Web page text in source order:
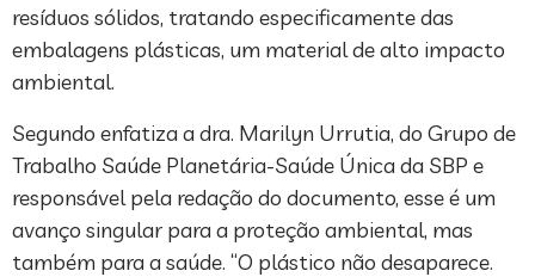
resíduos sólidos, tratando especificamente das
embalagens plásticas, um material de alto impacto
ambiental.
Segundo enfatiza a dra. Marilyn Urrutia, do Grupo de
Trabalho Saúde Planetária-Saúde Única da SBP e
responsável pela redação do documento, esse é um
avanço singular para a proteção ambiental, mas
também para a saúde. “O plástico não desaparece.